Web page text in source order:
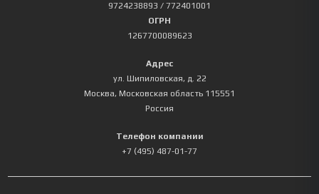
9724238893 / 772401001
ОГРН
1267700089623
Адрес
ул. Шипиловская, д. 22
Москва, Московская область 115551
Россия
Телефон компании
+7 (495) 487-01-77